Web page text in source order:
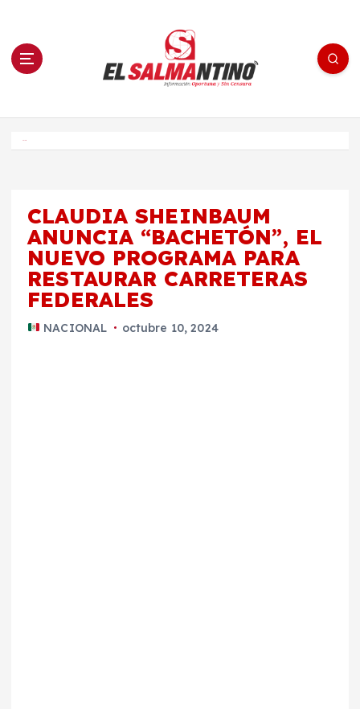
n El Salmantino - medios/noticias/editorial
CLAUDIA SHEINBAUM
ANUNCIA “BACHETÓN”, EL
NUEVO PROGRAMA PARA
RESTAURAR CARRETERAS
FEDERALES
NACIONAL octubre 10, 2024